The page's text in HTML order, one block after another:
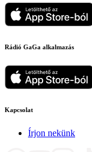
Rádió GaGa alkalmazás
Kapcsolat
Írjon nekünk